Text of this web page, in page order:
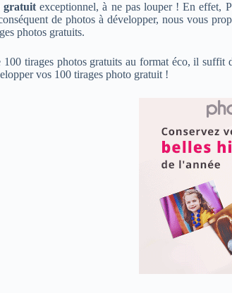
gratuitexceptionnel, à ne pas louper ! En effet,
de photos à développer, nous vous
photos gratuits.
tirages photos gratuits au format éco, il
vos 100 tirages photo gratuit !